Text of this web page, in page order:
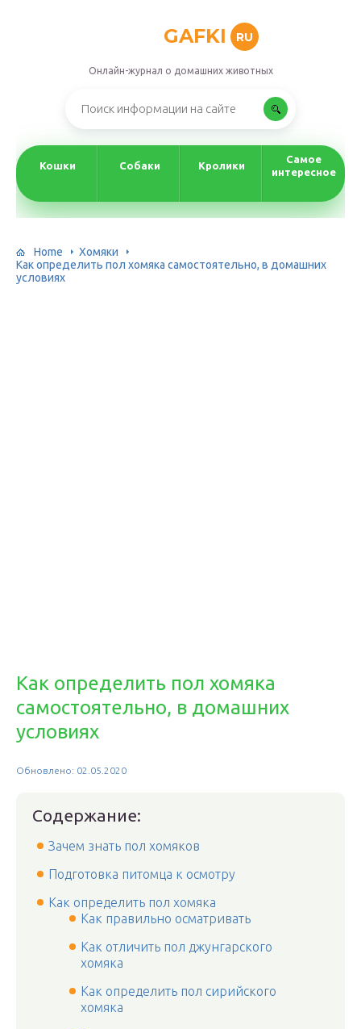
GAFKI RU
Онлайн-журнал о домашних животных
Кошки Собаки Кролики
Самое
интересное
Home
Хомяки
Как определить пол хомяка самостоятельно, в домашних
условиях
Как определить пол хомяка
самостоятельно, в домашних
условиях
Обновлено: 02.05.2020
Содержание:
Зачем знать пол хомяков
Подготовка питомца к осмотру
Как определить пол хомяка
Как правильно осматривать
Как отличить пол джунгарского
хомяка
Как определить пол сирийского
хомяка